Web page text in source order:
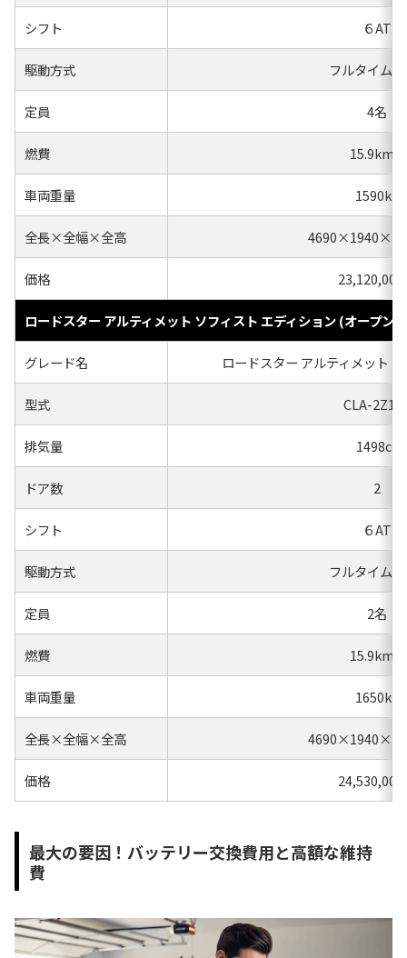
シフト ６AT
駆動方式 フルタイム
定員 4名
燃費 15.9km/l
車両重量 1590kg
全長×全幅×全高
価格 23,120,000
ロードスター アルティメット ソフィスト エディション (オープン
グレード名 ロードスター アルティメット
型式 CLA-
排気量 1498cc
ドア数 2
シフト ６AT
駆動方式 フルタイム
定員 2名
燃費 15.9km/l
車両重量 1650kg
全長×全幅×全高
価格 24,530,000
最大の要因！バッテリー交換費用と高額な維持
費